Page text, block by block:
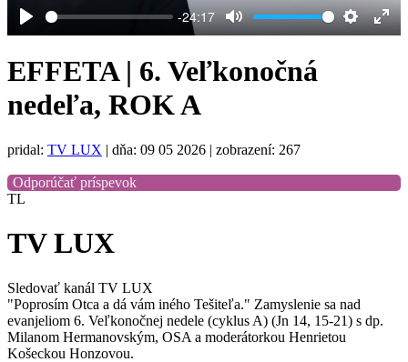
Play
-24:17
Mute Settings
EFFETA | 6. Veľkonočná
nedeľa, ROK A
pridal: TV LUX | dňa: 09 05 2026 | zobrazení: 267
Odporúčať príspevok
TL
TV LUX
Sledovať kanál TV LUX
"Poprosím Otca a dá vám iného Tešiteľa." Zamyslenie sa nad
evanjeliom 6. Veľkonočnej nedele (cyklus A) (Jn 14, 15-21) s dp.
Milanom Hermanovským, OSA a moderátorkou Henrietou
Košeckou Honzovou.